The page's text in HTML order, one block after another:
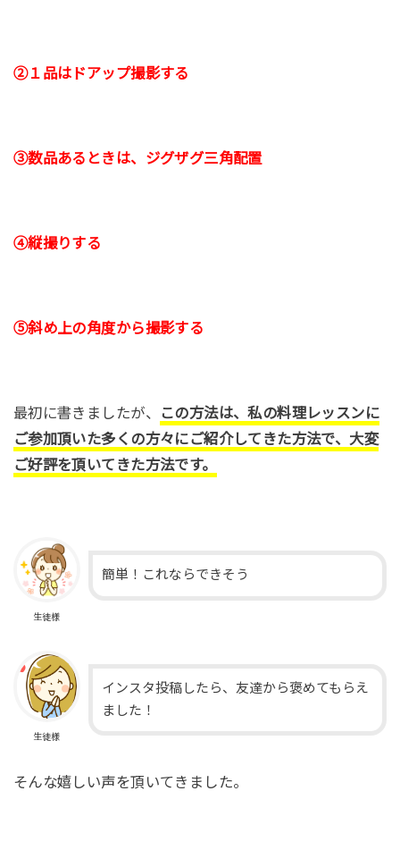
②１品はドアップ撮影する
③数品あるときは、ジグザグ三角配置
④縦撮りする
⑤斜め上の角度から撮影する
最初に書きましたが、
この方法は、私の料理レッスンに
ご参加頂いた多くの方々にご紹介してきた方法で、大変
ご好評を頂いてきた方法です。
生徒様
簡単！これならできそう
生徒様
インスタ投稿したら、友達から褒めてもらえ
ました！
そんな嬉しい声を頂いてきました。